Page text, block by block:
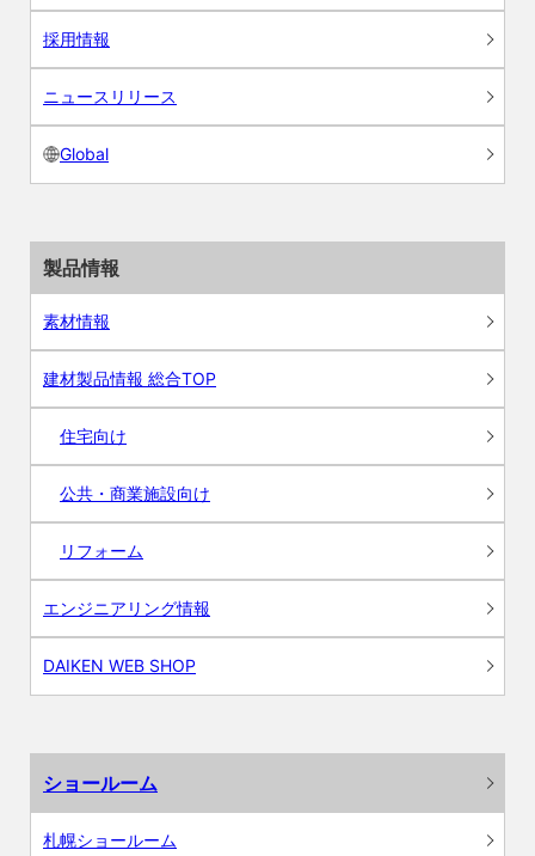
採用情報
ニュースリリース
Global
製品情報
素材情報
建材製品情報 総合TOP
住宅向け
公共・商業施設向け
リフォーム
エンジニアリング情報
DAIKEN WEB SHOP
ショールーム
札幌ショールーム